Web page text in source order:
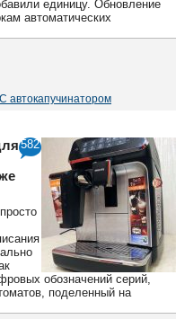
единицу. Обновление
автоматических
С автокапучинатором
582
обозначений серий,
поделенный на